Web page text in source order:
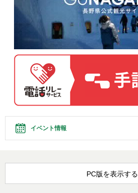
イベント情報
PC版を表示する